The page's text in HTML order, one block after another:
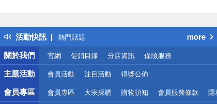
活動快訊
得獎公告
熱門話題
銀行優惠
偏遠地區配送
詐騙網頁！請小心！
more
關於我們
官網 促銷目錄 分店資訊 保險服務
主題活動 會員活動 注目活動 得獎公佈
會員專區 會員專區 大宗採購 購物須知 會員服務條款 隱